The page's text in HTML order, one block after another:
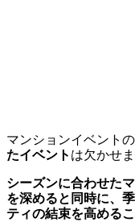
マンションイベント
たイベント は欠かせま
シーズンに合わせた
を深めると同時に、
ティの結束を高める